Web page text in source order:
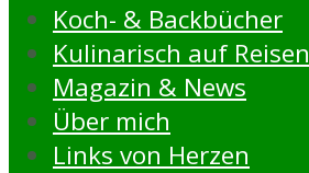
Koch- & Backbücher
Kulinarisch auf Reisen
Magazin & News
Über mich
Links von Herzen